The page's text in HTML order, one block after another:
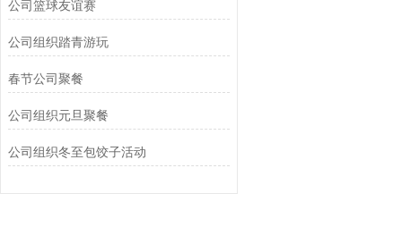
公司篮球友谊赛
公司组织踏青游玩‌
春节公司聚餐
公司组织元旦聚餐
公司组织冬至包饺子活动